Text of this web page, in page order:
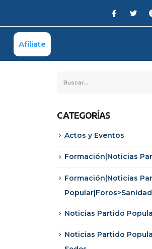
Afíliate
CATEGORÍAS
Actos y Eventos
Formación|Noticias
Formación|Noticias
Popular|Foros>Sanidad
Noticias Partido
Noticias Partido